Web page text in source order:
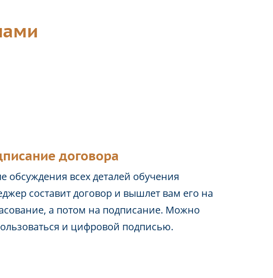
договора
обсуждения всех деталей обучения
составит договор и вышлет вам его на
а потом на подписание. Можно
и цифровой подписью.